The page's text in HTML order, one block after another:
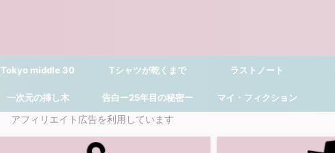
Tokyo middle 30 Tシャツが乾くまで ラストノート
一次元の挿し木 告白ー25年目の秘密ー マイ・フィクション
アフィリエイト広告を利用しています